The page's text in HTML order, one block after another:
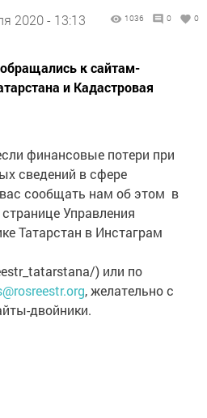
2020 - 13:13 1036 0 0
к сайтам-
и Кадастровая
финансовые потери при
сведений в сфере
сообщать нам об этом в
Управления
Татарстан в Инстаграм
) или по
, желательно с
двойники.